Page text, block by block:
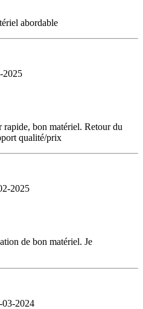
abordable
2025
rapide, bon matériel. Retour du
qualité/prix
2025
de bon matériel. Je
03-2024